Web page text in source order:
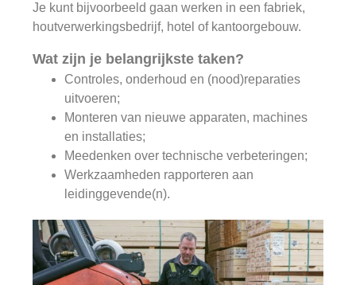
Je kunt bijvoorbeeld gaan werken in een fabriek,
houtverwerkingsbedrijf, hotel of kantoorgebouw.
Wat zijn je belangrijkste taken?
Controles, onderhoud en (nood)reparaties
uitvoeren;
Monteren van nieuwe apparaten, machines
en installaties;
Meedenken over technische verbeteringen;
Werkzaamheden rapporteren aan
leidinggevende(n).